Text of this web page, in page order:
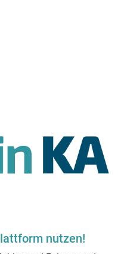
nutzen!